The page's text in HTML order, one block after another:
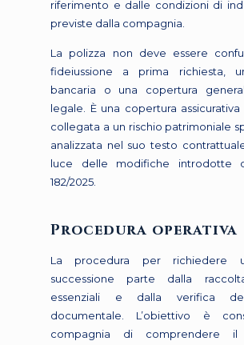
riferimento e dalle condizioni di
previste dalla compagnia.
La polizza non deve essere
fideiussione a prima richiesta,
bancaria o una copertura
legale. È una copertura assicurativa
collegata a un rischio patrimoniale
analizzata nel suo testo
luce delle modifiche introdotte
182/2025.
Procedura operativa
La procedura per richiedere
successione parte dalla
essenziali e dalla verifica
documentale. L’obiettivo è
compagnia di comprendere